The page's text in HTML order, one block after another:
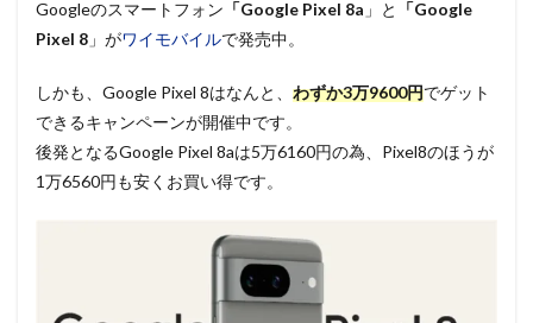
Googleのスマートフォン 「Google Pixel 8a 」と
「Google
Pixel 8 」がワイモバイルで発売中。
しかも、Google Pixel 8はなんと、 わずか3万9600円でゲット
できるキャンペーンが開催中です。
後発となるGoogle Pixel 8aは5万6160円の為、Pixel8のほうが
1万6560円も安くお買い得です。